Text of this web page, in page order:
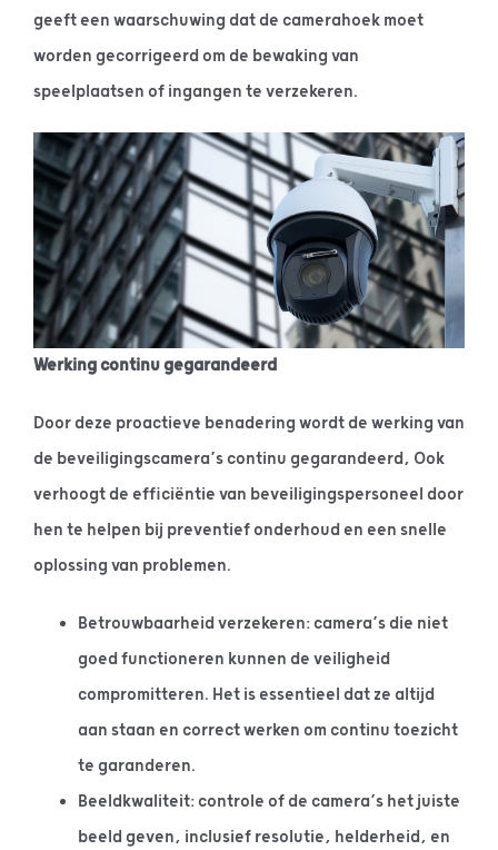
geeft een waarschuwing dat de camerahoek moet
worden gecorrigeerd om de bewaking van
speelplaatsen of ingangen te verzekeren.
Werking continu gegarandeerd
Door deze proactieve benadering wordt de werking van
de beveiligingscamera’s continu gegarandeerd, Ook
verhoogt de efficiëntie van beveiligingspersoneel door
hen te helpen bij preventief onderhoud en een snelle
oplossing van problemen.
Betrouwbaarheid verzekeren: camera’s die niet
goed functioneren kunnen de veiligheid
compromitteren. Het is essentieel dat ze altijd
aan staan en correct werken om continu toezicht
te garanderen.
Beeldkwaliteit: controle of de camera’s het juiste
beeld geven, inclusief resolutie, helderheid, en